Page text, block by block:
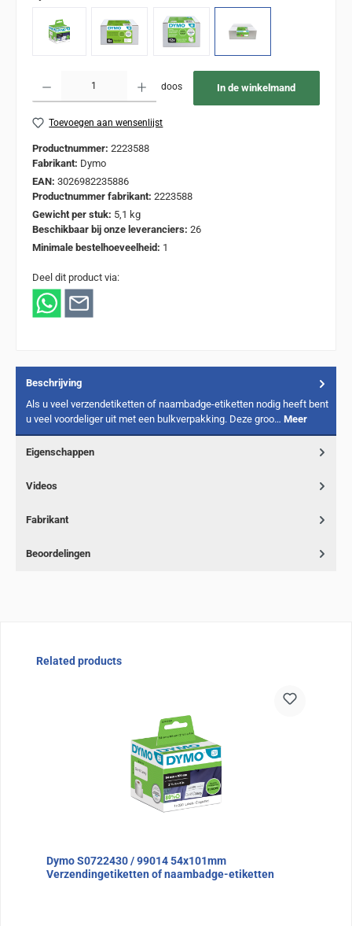
doos In de winkelmand
Toevoegen aan wensenlijst
Productnummer: 2223588
Fabrikant: Dymo
EAN: 3026982235886
Productnummer fabrikant: 2223588
Gewicht per stuk: 5,1 kg
Beschikbaar bij onze leveranciers: 26
Minimale bestelhoeveelheid: 1
Deel dit product via:
Beschrijving
Als u veel verzendetiketten of naambadge-etiketten nodig heeft bent
u veel voordeliger uit met een bulkverpakking. Deze groo… Meer
Eigenschappen
Videos
Fabrikant
Beoordelingen
Sla de afbeeldingengalerij over
Related products
Dymo S0722430 / 99014 54x101mm
Verzendingetiketten of naambadge-etiketten